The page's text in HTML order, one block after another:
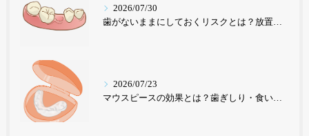
2026/07/30
歯がないままにしておくリスクとは？放置が招く深刻な影響を歯科医が解説【東京・ナンバデンタルオフィス】
2026/07/23
マウスピースの効果とは？歯ぎしり・食いしばり・歯並び改善まで｜東京のナンバデンタルオフィスが徹底解説